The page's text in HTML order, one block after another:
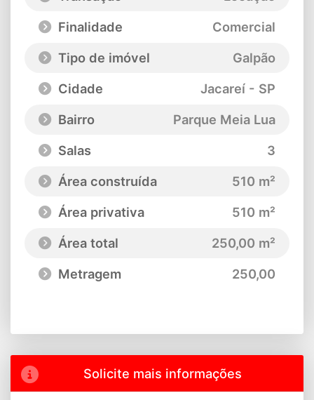
Finalidade
Comercial
Tipo de imóvel
Galpão
Cidade
Jacareí - SP
Bairro
Parque Meia Lua
Salas
3
Área construída
510 m²
Área privativa
510 m²
Área total
250,00 m²
Metragem
250,00
Solicite mais informações